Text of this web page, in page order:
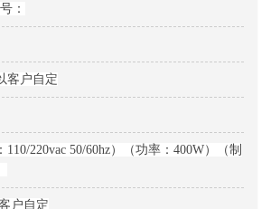
：
客户自定
220vac 50/60hz）（功率：400W）（制
户自定